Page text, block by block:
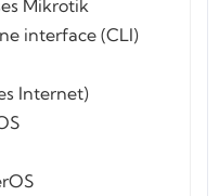
Mikrotik
interface (CLI)
Internet)